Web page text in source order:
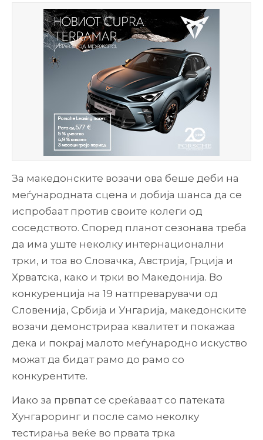
За македонските возачи ова беше деби на
меѓународната сцена и добија шанса да се
испробаат против своите колеги од
соседството. Според планот сезонава треба
да има уште неколку интернационални
трки, и тоа во Словачка, Австрија, Грција и
Хрватска, како и трки во Македонија. Во
конкуренција на 19 натпреварувачи од
Словенија, Србија и Унгарија, македонските
возачи демонстрираа квалитет и покажаа
дека и покрај малото меѓународно искуство
можат да бидат рамо до рамо со
конкурентите.
Иако за првпат се среќаваат со патеката
Хунгароринг и после само неколку
тестирања веќе во првата трка